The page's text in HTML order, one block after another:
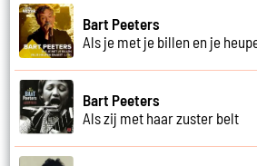
Bart Peeters
Als je met je billen en je
Bart Peeters
Als zij met haar zuster belt